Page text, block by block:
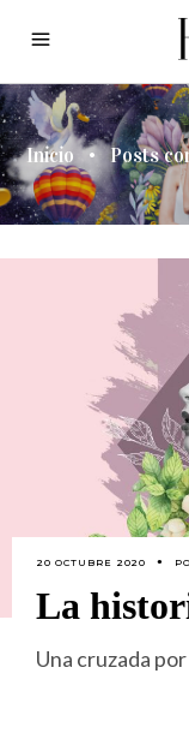
Inicio • Posts
20 OCTUBRE 2020
La
Una cruzada